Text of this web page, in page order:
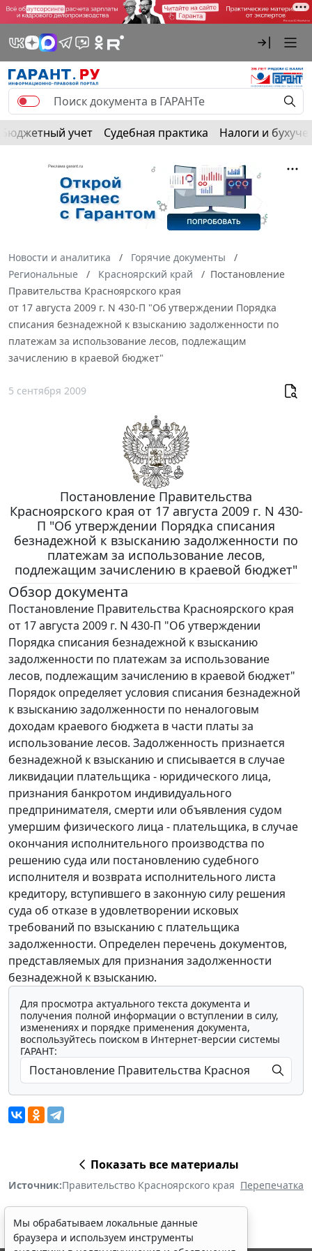
Бюджетный учет Судебная практика Налоги и
Новости и аналитика
Горячие документы
Региональные
Красноярский край
Постановление
Правительства Красноярского края
от 17 августа 2009 г. N 430-П "Об утверждении Порядка
списания безнадежной к взысканию задолженности по
платежам за использование лесов, подлежащим
зачислению в краевой бюджет"
5 сентября 2009
Постановление Правительства
Красноярского края от 17 августа 2009 г. N 430-
П "Об утверждении Порядка списания
безнадежной к взысканию задолженности по
платежам за использование лесов,
подлежащим зачислению в краевой бюджет"
Обзор документа
Постановление Правительства Красноярского края
от 17 августа 2009 г. N 430-П "Об утверждении
Порядка списания безнадежной к взысканию
задолженности по платежам за использование
лесов, подлежащим зачислению в краевой бюджет"
Порядок определяет условия списания безнадежной
к взысканию задолженности по неналоговым
доходам краевого бюджета в части платы за
использование лесов. Задолженность признается
безнадежной к взысканию и списывается в случае
ликвидации плательщика - юридического лица,
признания банкротом индивидуального
предпринимателя, смерти или объявления судом
умершим физического лица - плательщика, в случае
окончания исполнительного производства по
решению суда или постановлению судебного
исполнителя и возврата исполнительного листа
кредитору, вступившего в законную силу решения
суда об отказе в удовлетворении исковых
требований по взысканию с плательщика
задолженности. Определен перечень документов,
представляемых для признания задолженности
безнадежной к взысканию.
Для просмотра актуального текста документа и
получения полной информации о вступлении в силу,
изменениях и порядке применения документа,
воспользуйтесь поиском в Интернет-версии системы
ГАРАНТ:
Показать все материалы
Источник:Правительство Красноярского края Перепечатка
Мы обрабатываем локальные данные
браузера и используем инструменты